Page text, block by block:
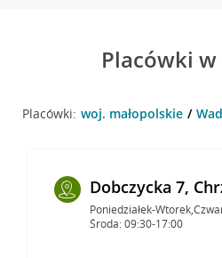
Placówki
Placówki: woj. małopolskie
Dobczycka 7,
Poniedziałek-
Środa: 09:30-17:00